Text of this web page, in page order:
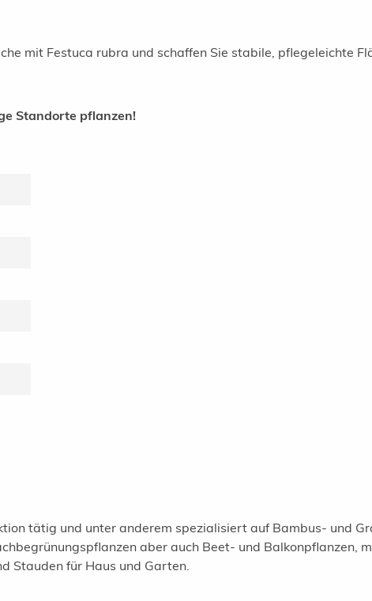
mit Festuca rubra und schaffen Sie stabile, pflegeleichte
Standorte pflanzen!
tätig und unter anderem spezialisiert auf Bambus- und
aber auch Beet- und Balkonpflanzen,
Stauden für Haus und Garten.